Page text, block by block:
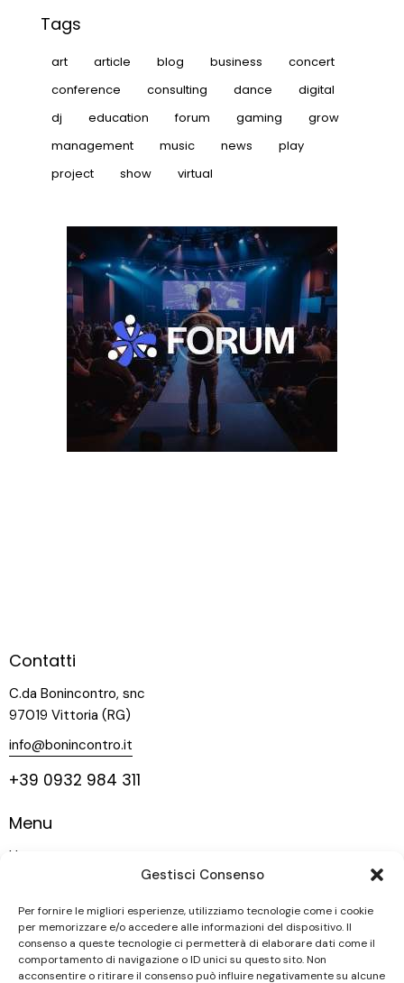
Gestisci Consenso
Per fornire le migliori esperienze, utilizziamo tecnologie come i cookie
per memorizzare e/o accedere alle informazioni del dispositivo. Il
consenso a queste tecnologie ci permetterà di elaborare dati come il
comportamento di navigazione o ID unici su questo sito. Non
acconsentire o ritirare il consenso può influire negativamente su alcune
Tags
art article blog business
concert
conference
consulting dance
digital
dj
education forum gaming
grow
management
music news
play
project
show virtual
Contatti
C.da Bonincontro, snc
97019 Vittoria (RG)
info@bonincontro.it
+39 0932 984 311
Menu
Home
Vigneti
Vini
Contatti